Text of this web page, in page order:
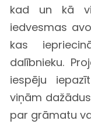
kad un kā
iedvesmas
kas
dalībnieku.
iespēju
viņām
par grāmatu